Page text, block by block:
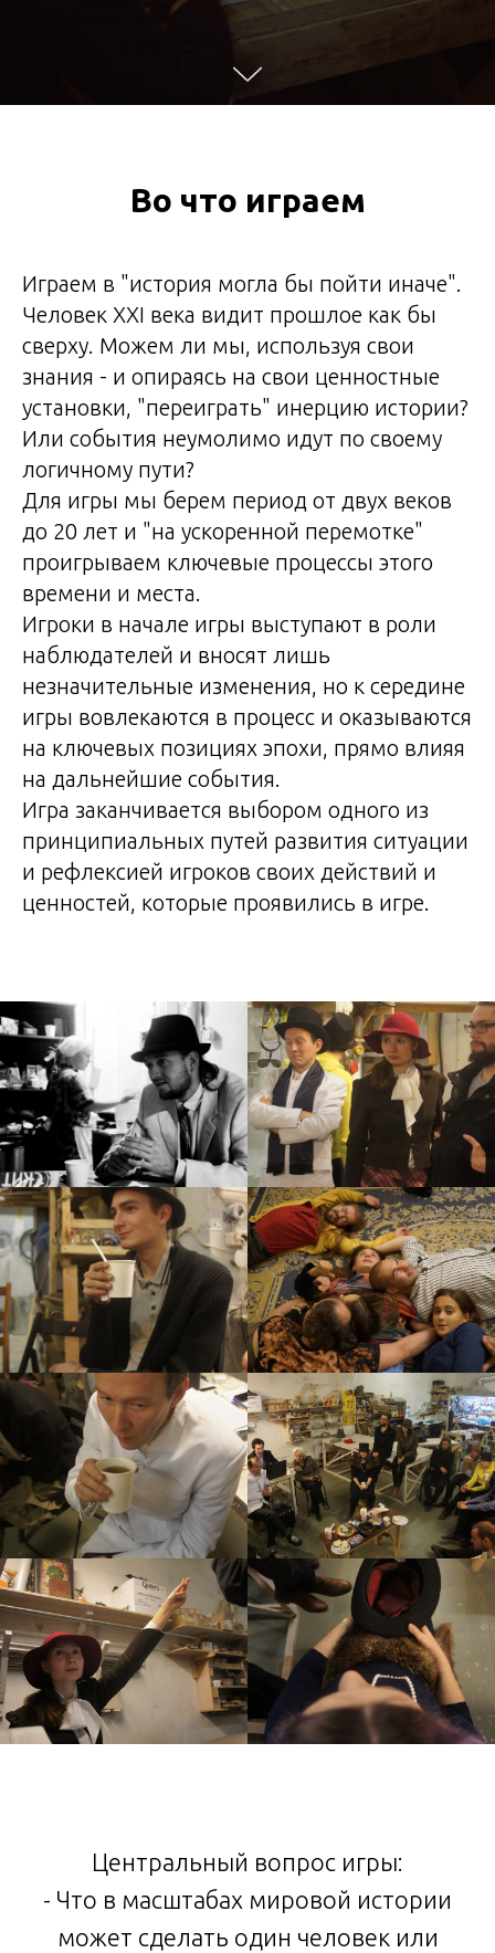
Во что играем
Играем в "история могла бы пойти иначе".
Человек XXI века видит прошлое как бы
сверху. Можем ли мы, используя свои
знания - и опираясь на свои ценностные
установки, "переиграть" инерцию истории?
Или события неумолимо идут по своему
логичному пути?
Для игры мы берем период от двух веков
до 20 лет и "на ускоренной перемотке"
проигрываем ключевые процессы этого
времени и места.
Игроки в начале игры выступают в роли
наблюдателей и вносят лишь
незначительные изменения, но к середине
игры вовлекаются в процесс и оказываются
на ключевых позициях эпохи, прямо влияя
на дальнейшие события.
Игра заканчивается выбором одного из
принципиальных путей развития ситуации
и рефлексией игроков своих действий и
ценностей, которые проявились в игре.
Центральный вопрос игры:
- Что в масштабах мировой истории
может сделать один человек или